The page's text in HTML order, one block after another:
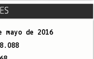
mayo de 2016